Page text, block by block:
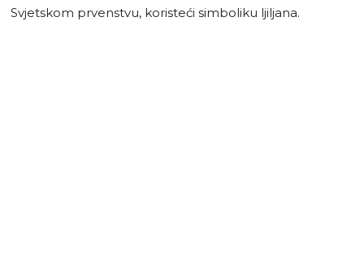
Svjetskom prvenstvu, koristeći simboliku ljiljana.